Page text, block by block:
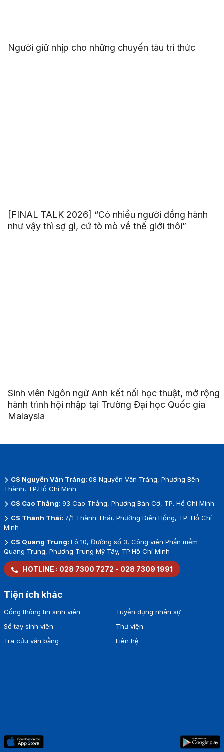
Người giữ nhịp cho những chuyến tàu tri thức
[FINAL TALK 2026] “Có nhiều người đồng hành
như vậy thì sợ gì, cứ tò mò về thế giới thôi”
Sinh viên Ngôn ngữ Anh kết nối học thuật, mở rộng
hành trình hội nhập tại Trường Đại học Quốc gia
Malaysia
CS Nguyễn Văn Tráng: 08 Nguyễn Văn Tráng, Phường Bến
Thành, TP.Hồ Chí Minh
CS Cao Thắng: 93 Cao Thắng, Phường Bàn Cờ, TP. Hồ Chí Minh
CS Thành Thái: 7/1 Thành Thái, Phường Diên Hồng, TP. Hồ Chí
Minh
CS Quang Trung: Lô 10, Đường số 3, Công viên Phần mềm
Quang Trung, Phường Trung Mỹ Tây, TP.Hồ Chí Minh
HOTLINE : 028 7300 7272 - 028 7309 1991
Tiện ích khác
Cổng thông tin sinh viên
Sổ tay sinh viên
Tra cứu văn bằng
Tuyển dụng nhân sự
Thư viện
Liên hệ